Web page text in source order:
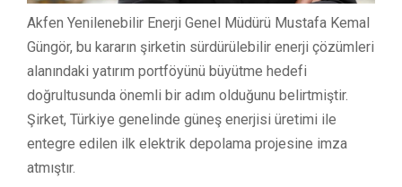
Akfen Yenilenebilir Enerji Genel Müdürü Mustafa Kemal
Güngör, bu kararın şirketin sürdürülebilir enerji çözümleri
alanındaki yatırım portföyünü büyütme hedefi
doğrultusunda önemli bir adım olduğunu belirtmiştir.
Şirket, Türkiye genelinde güneş enerjisi üretimi ile
entegre edilen ilk elektrik depolama projesine imza
atmıştır.